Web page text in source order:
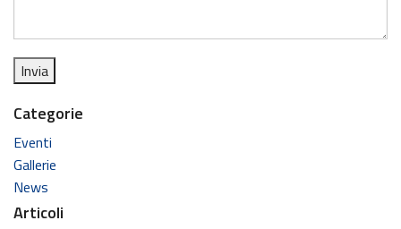
Categorie
Eventi
Gallerie
News
Articoli